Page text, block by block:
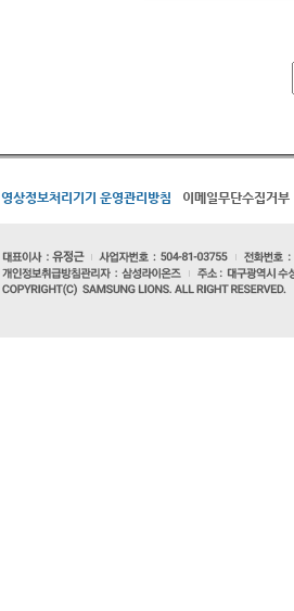
영상정보처리기기 운영관리방침 이메일무단수집거부